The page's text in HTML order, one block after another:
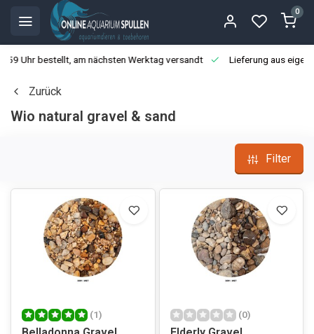
0
Uhr bestellt, am nächsten Werktag versandt Lieferung aus
Zurück
Wio natural gravel & sand
Filter
(1) (0)